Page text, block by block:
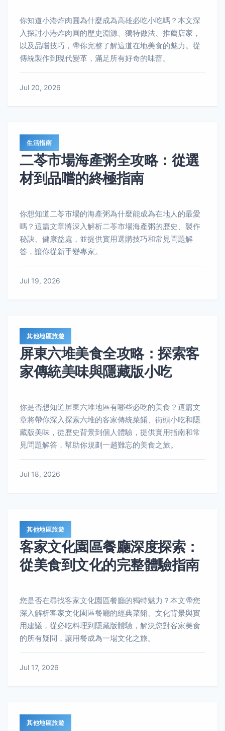
你知道小港炸肉圓為什麼成為高雄必吃小吃嗎？本文深
入探討小港炸肉圓的歷史淵源、獨特做法、推薦店家，
以及品嚐技巧，帶你完整了解這道在地美食的魅力。從
傳統製作到現代變革，滿足所有好奇的味蕾。
Jul 20, 2026
生活指南
二苓市場海產粥全攻略：從選
材到品嚐的終極指南
你想知道二苓市場的海產粥為什麼能成為在地人的最愛
嗎？這篇文章將深入解析二苓市場海產粥的歷史、製作
秘訣、健康益處，並提供實用選購技巧和常見問題解
答，讓你從新手變專家。
Jul 19, 2026
其他地區旅遊
屏東六堆美食全攻略：探索客
家傳統美味與隱藏版小吃
你是否想知道屏東六堆地區有哪些必吃的美食？這篇文
章將帶你深入探索六堆的客家傳統菜餚、街頭小吃和隱
藏版美味，從歷史背景到個人體驗，提供實用指南和常
見問題解答，幫助你規劃一趟難忘的美食之旅。
Jul 18, 2026
其他地區旅遊
客家文化園區餐廳深度探索：
從美食到文化的完整體驗指南
您是否在尋找客家文化園區餐廳的獨特魅力？本文帶您
深入解析客家文化園區餐廳的經典菜餚、文化背景與實
用建議，從必吃料理到隱藏版體驗，解決您對客家美食
的所有疑問，讓用餐成為一場文化之旅。
Jul 17, 2026
其他地區旅遊